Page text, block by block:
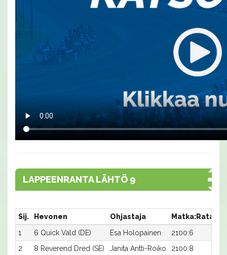
LAPPEENRANTA LÄHTÖ 9
Sij. Hevonen Ohjastaja Matka:Rata
1
6 Quick Vald (DE) Esa Holopainen 2100:6
2
8 Reverend Dred (SE) Janita Antti-Roiko 2100:8